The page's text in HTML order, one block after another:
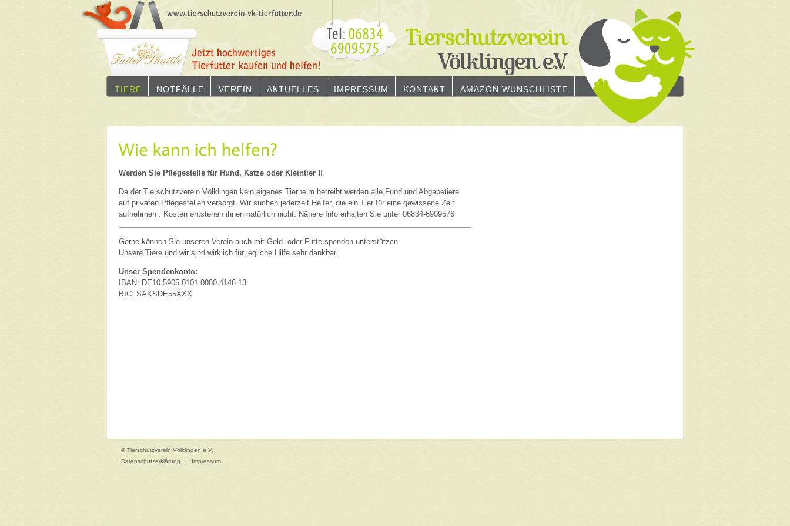
TIERE NOTFÄLLE VEREIN AKTUELLES IMPRESSUM KONTAKT AMAZON WUNSCHLISTE
Werden Sie Pflegestelle für Hund, Katze oder Kleintier !!
Da der Tierschutzverein Völklingen kein eigenes Tierheim betreibt werden alle Fund und Abgabetiere
auf privaten Pflegestellen versorgt. Wir suchen jederzeit Helfer, die ein Tier für eine gewissene Zeit
aufnehmen . Kosten entstehen ihnen natürlich nicht. Nähere Info erhalten Sie unter 06834-6909576
Gerne können Sie unseren Verein auch mit Geld- oder Futterspenden unterstützen.
Unsere Tiere und wir sind wirklich für jegliche Hilfe sehr dankbar.
Unser Spendenkonto:
IBAN: DE10 5905 0101 0000 4146 13
BIC: SAKSDE55XXX
© Tierschutzverein Völklingen e.V.
Datenschutzerklärung
| Impressum